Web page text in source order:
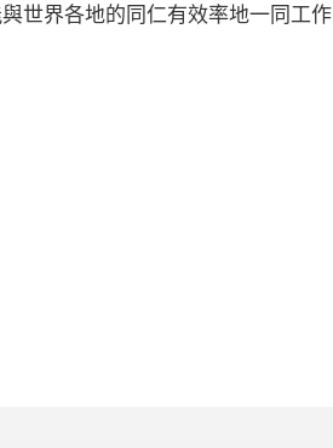
世界各地的同仁有效率地一同工作